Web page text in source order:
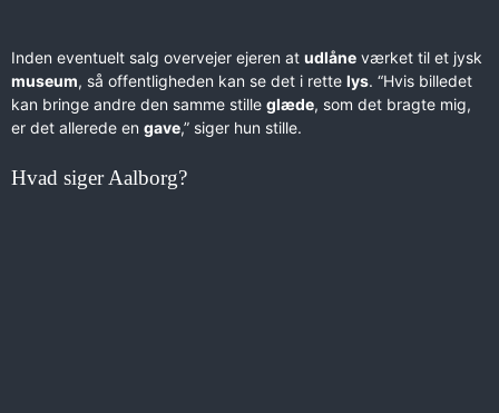
Inden eventuelt salg overvejer ejeren at udlåne værket til et jysk
museum, så offentligheden kan se det i rette lys. “Hvis billedet
kan bringe andre den samme stille glæde, som det bragte mig,
er det allerede en gave,” siger hun stille.
Hvad siger Aalborg?